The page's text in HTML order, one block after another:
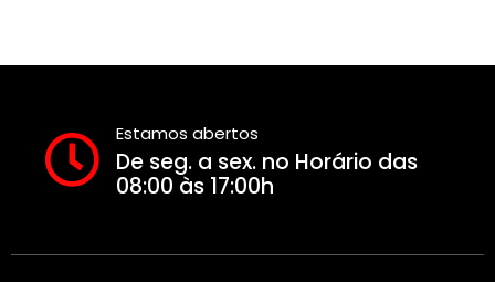
Estamos abertos
De seg. a sex. no Horário das
08:00 às 17:00h